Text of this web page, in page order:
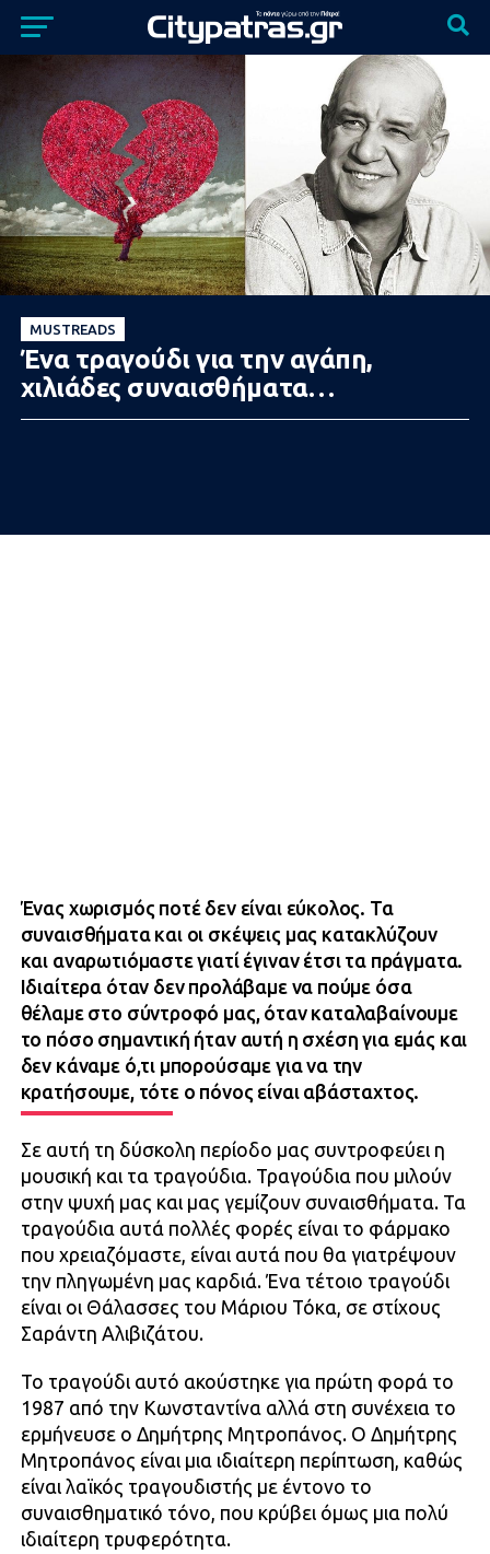
MUSTREADS
Ένα τραγούδι για την αγάπη,
χιλιάδες συναισθήματα…
Ένας χωρισμός ποτέ δεν είναι εύκολος. Τα
συναισθήματα και οι σκέψεις μας κατακλύζουν
και αναρωτιόμαστε γιατί έγιναν έτσι τα πράγματα.
Ιδιαίτερα όταν δεν προλάβαμε να πούμε όσα
θέλαμε στο σύντροφό μας, όταν καταλαβαίνουμε
το πόσο σημαντική ήταν αυτή η σχέση για εμάς και
δεν κάναμε ό,τι μπορούσαμε για να την
κρατήσουμε, τότε ο πόνος είναι αβάσταχτος.
Σε αυτή τη δύσκολη περίοδο μας συντροφεύει η
μουσική και τα τραγούδια. Τραγούδια που μιλούν
στην ψυχή μας και μας γεμίζουν συναισθήματα. Τα
τραγούδια αυτά πολλές φορές είναι το φάρμακο
που χρειαζόμαστε, είναι αυτά που θα γιατρέψουν
την πληγωμένη μας καρδιά. Ένα τέτοιο τραγούδι
είναι οι Θάλασσες του Μάριου Τόκα, σε στίχους
Σαράντη Αλιβιζάτου.
Το τραγούδι αυτό ακούστηκε για πρώτη φορά το
1987 από την Κωνσταντίνα αλλά στη συνέχεια το
ερμήνευσε ο Δημήτρης Μητροπάνος. Ο Δημήτρης
Μητροπάνος είναι μια ιδιαίτερη περίπτωση, καθώς
είναι λαϊκός τραγουδιστής με έντονο το
συναισθηματικό τόνο, που κρύβει όμως μια πολύ
ιδιαίτερη τρυφερότητα.